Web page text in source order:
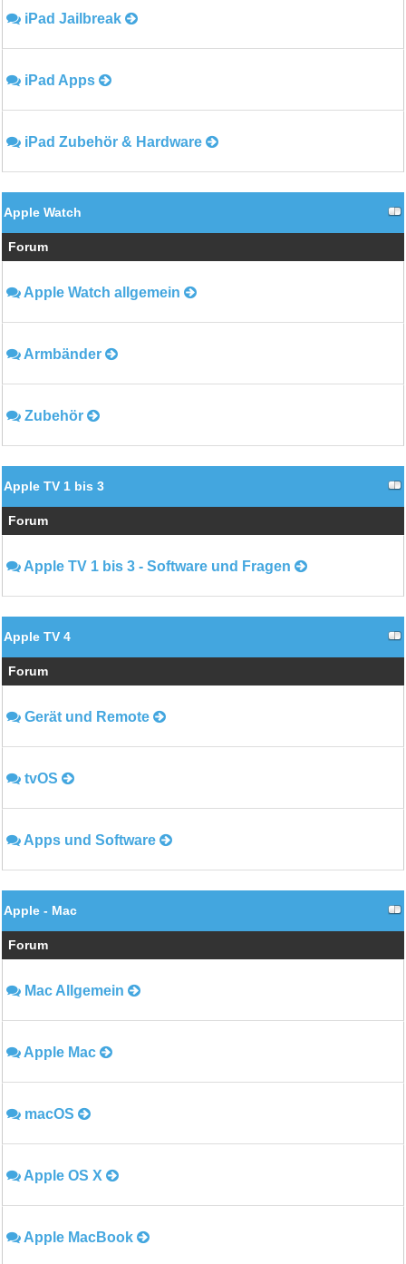
iPad Jailbreak
iPad Apps
iPad Zubehör & Hardware
Apple Watch
Forum
Apple Watch allgemein
Armbänder
Zubehör
Apple TV 1 bis 3
Forum
Apple TV 1 bis 3 - Software und Fragen
Apple TV 4
Forum
Gerät und Remote
tvOS
Apps und Software
Apple - Mac
Forum
Mac Allgemein
Apple Mac
macOS
Apple OS X
Apple MacBook